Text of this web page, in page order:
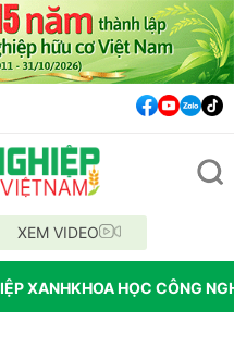
XEM VIDEO
XANHKHOA HỌC CÔNG